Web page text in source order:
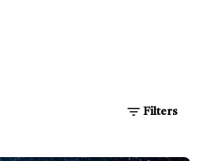
Filters